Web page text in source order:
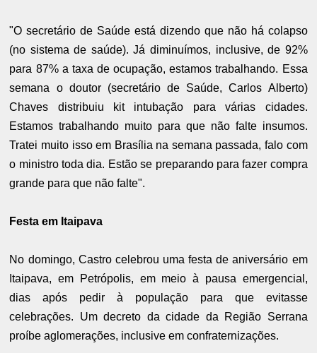
"O secretário de Saúde está dizendo que não há colapso
(no sistema de saúde). Já diminuímos, inclusive, de 92%
para 87% a taxa de ocupação, estamos trabalhando. Essa
semana o doutor (secretário de Saúde, Carlos Alberto)
Chaves distribuiu kit intubação para várias cidades.
Estamos trabalhando muito para que não falte insumos.
Tratei muito isso em Brasília na semana passada, falo com
o ministro toda dia. Estão se preparando para fazer compra
grande para que não falte".
Festa em Itaipava
No domingo, Castro celebrou uma festa de aniversário em
Itaipava, em Petrópolis, em meio à pausa emergencial,
dias após pedir à população para que evitasse
celebrações. Um decreto da cidade da Região Serrana
proíbe aglomerações, inclusive em confraternizações.